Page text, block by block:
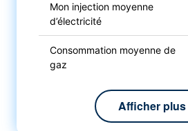
Mon injection moyenne
d’électricité
Consommation moyenne de
gaz
Afficher plus